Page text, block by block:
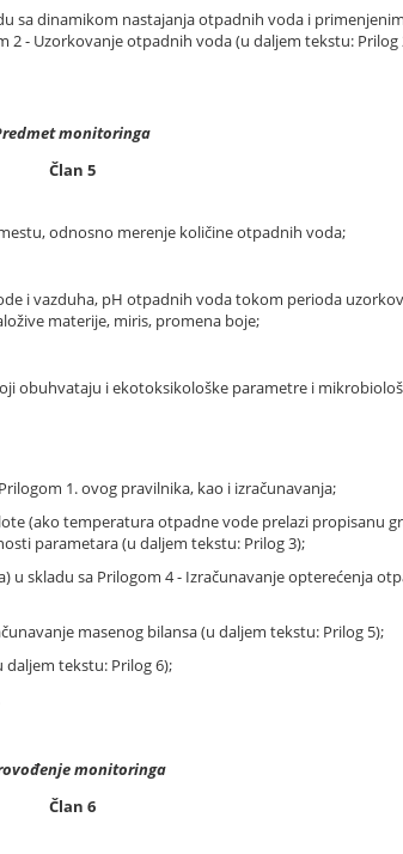
sa dinamikom nastajanja otpadnih voda i
- Uzorkovanje otpadnih voda (u daljem tekstu:
monitoringa
Član 5
odnosno merenje količine otpadnih voda;
i vazduha, pH otpadnih voda tokom perioda
materije, miris, promena boje;
obuhvataju i ekotoksikološke parametre i
1. ovog pravilnika, kao i izračunavanja;
(ako temperatura otpadne vode prelazi propisanu
parametara (u daljem tekstu: Prilog 3);
skladu sa Prilogom 4 - Izračunavanje opterećenja
masenog bilansa (u daljem tekstu: Prilog 5);
daljem tekstu: Prilog 6);
monitoringa
Član 6